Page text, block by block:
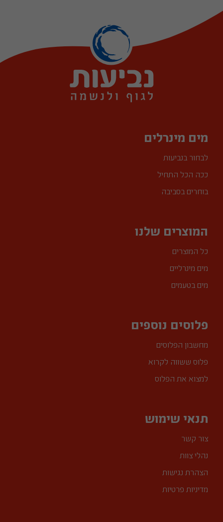
מים מינרלים
לבחור בנביעות
ככה הכל התחיל
בוחרים בסביבה
המוצרים שלנו
כל המוצרים
מים מינרליים
מים בטעמים
פלוסים נוספים
מחשבון הפלוסים
פלוס ששווה לקרוא
למצוא את הפלוס
תנאי שימוש
צור קשר
נהלי צוות
הצהרת נגישות
מדיניות פרטיות